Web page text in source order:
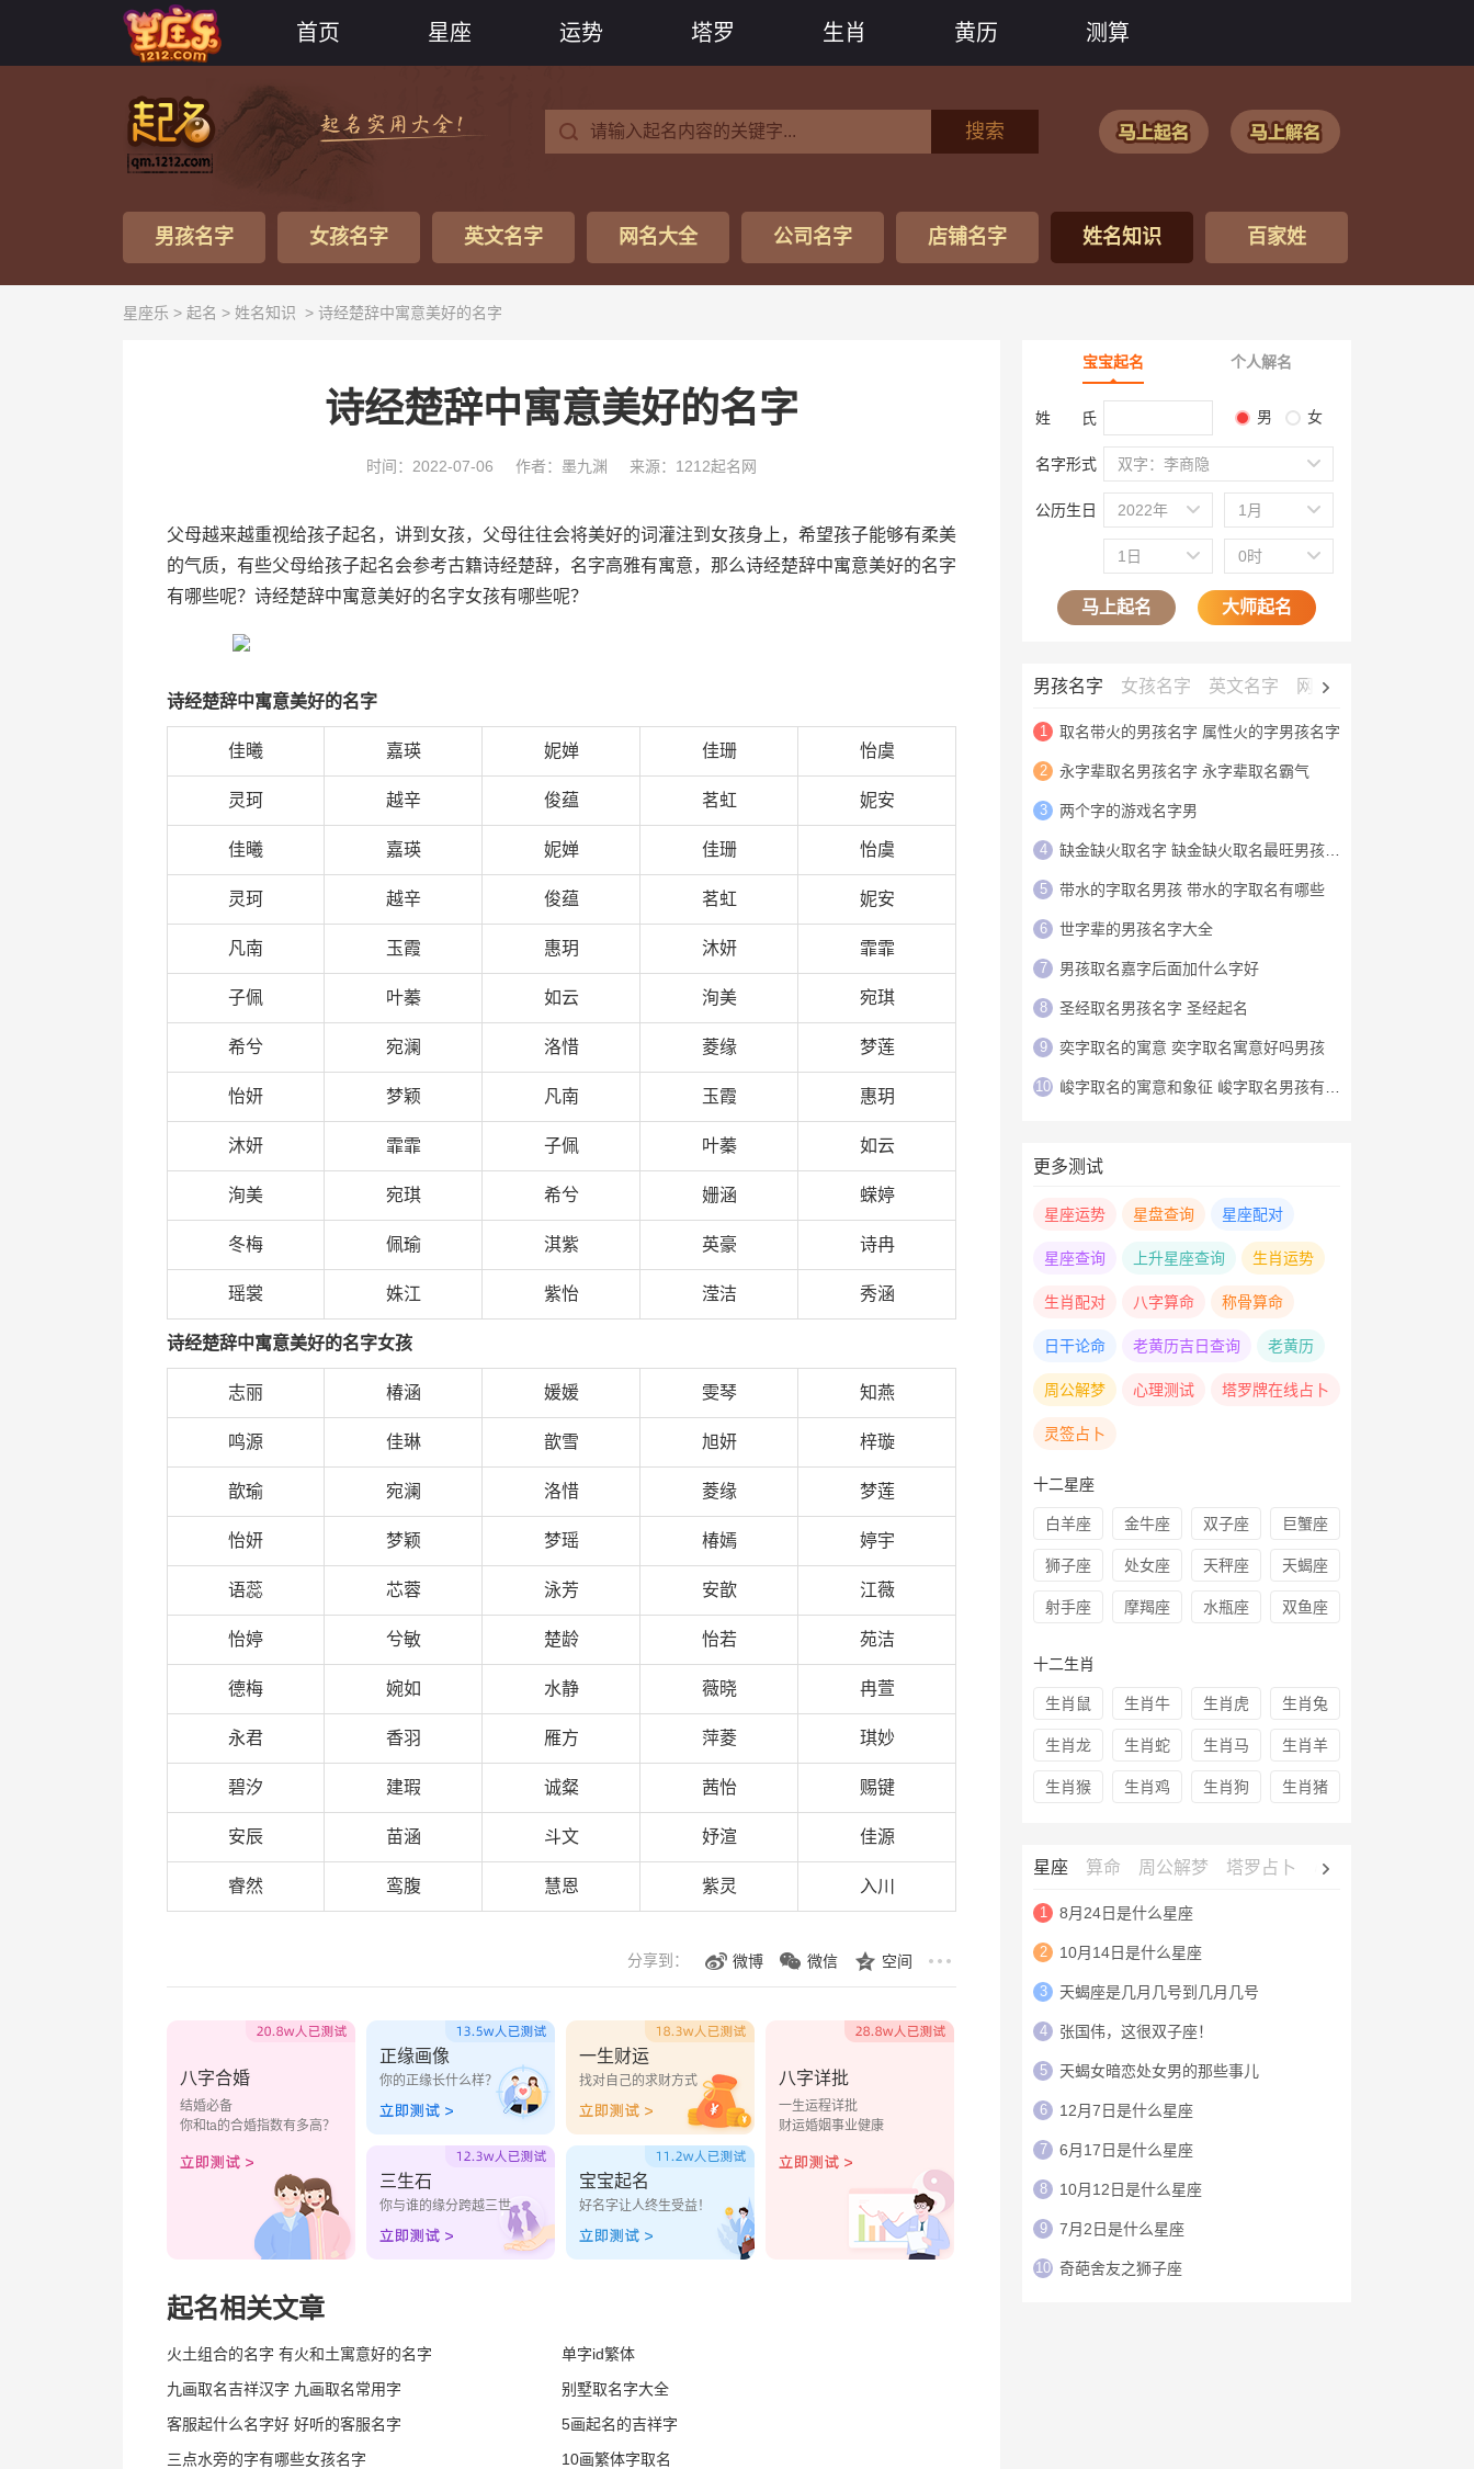
首页 星座 运势 塔罗 生肖 黄历 测算
搜索
男孩名字 女孩名字 英文名字 网名大全 公司名字 店铺名字 姓名知识 百家姓
星座乐 > 起名 > 姓名知识 > 诗经楚辞中寓意美好的名字
诗经楚辞中寓意美好的名字
时间：2022-07-06 作者：墨九渊 来源：1212起名网
父母越来越重视给孩子起名，讲到女孩，父母往往会将美好的词灌注到女孩身上，希望孩子能够有柔美
的气质，有些父母给孩子起名会参考古籍诗经楚辞，名字高雅有寓意，那么诗经楚辞中寓意美好的名字
有哪些呢？诗经楚辞中寓意美好的名字女孩有哪些呢？
诗经楚辞中寓意美好的名字
佳曦 嘉瑛 妮婵 佳珊 怡虞
灵珂 越辛 俊蕴 茗虹 妮安
佳曦 嘉瑛 妮婵 佳珊 怡虞
灵珂 越辛 俊蕴 茗虹 妮安
凡南 玉霞 惠玥 沐妍 霏霏
子佩 叶蓁 如云 洵美 宛琪
希兮 宛澜 洛惜 菱缘 梦莲
怡妍 梦颖 凡南 玉霞 惠玥
沐妍 霏霏 子佩 叶蓁 如云
洵美 宛琪 希兮 姗涵 蝾婷
冬梅 佩瑜 淇紫 英豪 诗冉
瑶裳 姝江 紫怡 滢洁 秀涵
诗经楚辞中寓意美好的名字女孩
志丽 椿涵 媛媛 雯琴 知燕
鸣源 佳琳 歆雪 旭妍 梓璇
歆瑜 宛澜 洛惜 菱缘 梦莲
怡妍 梦颖 梦瑶 椿嫣 婷宇
语蕊 芯蓉 泳芳 安歆 江薇
怡婷 兮敏 楚龄 怡若 苑洁
德梅 婉如 水静 薇晓 冉萱
永君 香羽 雁方 萍菱 琪妙
碧汐 建瑕 诚粲 茜怡 赐键
安辰 苗涵 斗文 妤渲 佳源
睿然 鸾腹 慧恩 紫灵 入川
分享到： 微博 微信 空间
八字合婚
结婚必备
你和ta的合婚指数有多高？
正缘画像
你的正缘长什么样？
一生财运
找对自己的求财方式
三生石
你与谁的缘分跨越三世
宝宝起名
好名字让人终生受益！
八字详批
一生运程详批
财运婚姻事业健康
起名相关文章
火土组合的名字 有火和土寓意好的名字
单字id繁体
九画取名吉祥汉字 九画取名常用字
别墅取名字大全
客服起什么名字好 好听的客服名字
5画起名的吉祥字
三点水旁的字有哪些女孩名字
10画繁体字取名
宝宝起名 个人解名
姓 氏 男 女
名字形式 双字：李商隐
公历生日 2022年 1月
1日 0时
马上起名 大师起名
男孩名字 女孩名字 英文名字 网名大全
1 取名带火的男孩名字 属性火的字男孩名字
2 永字辈取名男孩名字 永字辈取名霸气
3 两个字的游戏名字男
4 缺金缺火取名字 缺金缺火取名最旺男孩名字
5 带水的字取名男孩 带水的字取名有哪些
6 世字辈的男孩名字大全
7 男孩取名嘉字后面加什么字好
8 圣经取名男孩名字 圣经起名
9 奕字取名的寓意 奕字取名寓意好吗男孩
10 峻字取名的寓意和象征 峻字取名男孩有寓意
更多测试
星座运势 星盘查询 星座配对
星座查询 上升星座查询 生肖运势
生肖配对 八字算命 称骨算命
日干论命 老黄历吉日查询 老黄历
周公解梦 心理测试 塔罗牌在线占卜
灵签占卜
十二星座
白羊座 金牛座 双子座 巨蟹座
狮子座 处女座 天秤座 天蝎座
射手座 摩羯座 水瓶座 双鱼座
十二生肖
生肖鼠 生肖牛 生肖虎 生肖兔
生肖龙 生肖蛇 生肖马 生肖羊
生肖猴 生肖鸡 生肖狗 生肖猪
星座 算命 周公解梦 塔罗占卜 心理测试
1 8月24日是什么星座
2 10月14日是什么星座
3 天蝎座是几月几号到几月几号
4 张国伟，这很双子座！
5 天蝎女暗恋处女男的那些事儿
6 12月7日是什么星座
7 6月17日是什么星座
8 10月12日是什么星座
9 7月2日是什么星座
10 奇葩舍友之狮子座